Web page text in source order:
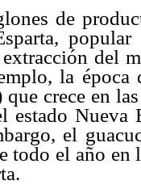
de
del
la época
crece en
estado
el
todo el año